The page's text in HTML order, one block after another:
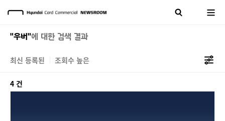
"우버"에 대한 검색 결과
최신 등록된 조회수 높은
4 건